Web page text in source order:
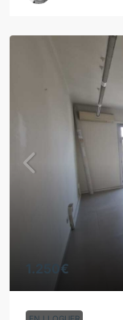
1.250€